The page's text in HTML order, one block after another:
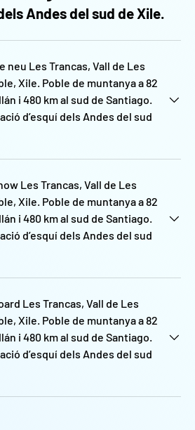
Andes del sud de Xile.
neu Les Trancas, Vall de Les
Xile. Poble de muntanya a 82
i 480 km al sud de Santiago.
d’esquí dels Andes del sud
Les Trancas, Vall de Les
Xile. Poble de muntanya a 82
i 480 km al sud de Santiago.
d’esquí dels Andes del sud
Les Trancas, Vall de Les
Xile. Poble de muntanya a 82
i 480 km al sud de Santiago.
d’esquí dels Andes del sud